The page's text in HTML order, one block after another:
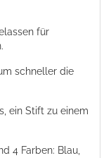
für
schneller die
ein Stift zu einem
4 Farben: Blau,